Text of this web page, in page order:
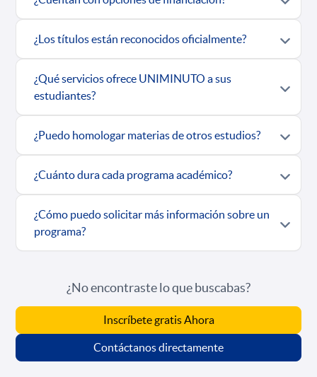
¿Los títulos están reconocidos oficialmente?
¿Qué servicios ofrece UNIMINUTO a sus
estudiantes?
¿Puedo homologar materias de otros estudios?
¿Cuánto dura cada programa académico?
¿Cómo puedo solicitar más información sobre un
programa?
¿No encontraste lo que buscabas?
Inscríbete gratis Ahora
Contáctanos directamente